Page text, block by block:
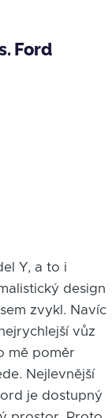
Ford
Y, a to i
design
zvykl. Navíc
vůz
mě poměr
Nejlevnější
je dostupný